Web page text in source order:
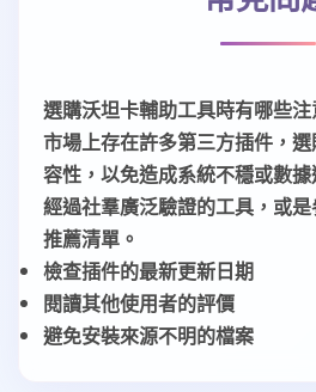
選購沃坦卡輔助工具時有哪些注
市場上存在許多第三方插件，
容性，以免造成系統不穩或數
經過社羣廣泛驗證的工具，或
推薦清單。
檢查插件的最新更新日期
閱讀其他使用者的評價
避免安裝來源不明的檔案